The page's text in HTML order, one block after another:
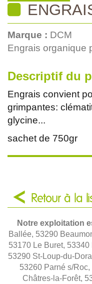
Marque : DCM
Engrais organique
Descriptif du
Engrais convient
grimpantes:
glycine...
sachet de 750gr
Retour à la
Notre exploitation
Ballée, 53290
53170 Le Buret,
53290 St-Loup-du-
53260 Parné s/
Châtres-la-Forêt,